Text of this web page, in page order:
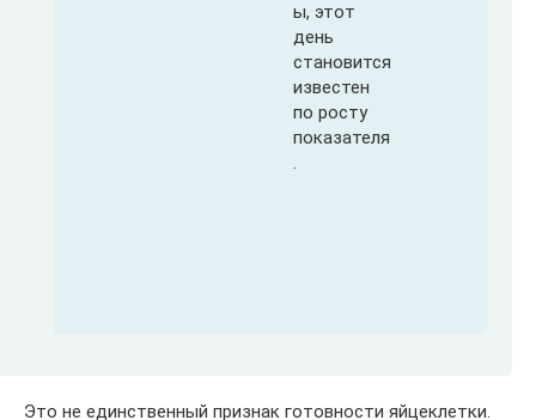
ы, этот
день
становится
известен
по росту
показателя
.
Это не единственный признак готовности яйцеклетки.